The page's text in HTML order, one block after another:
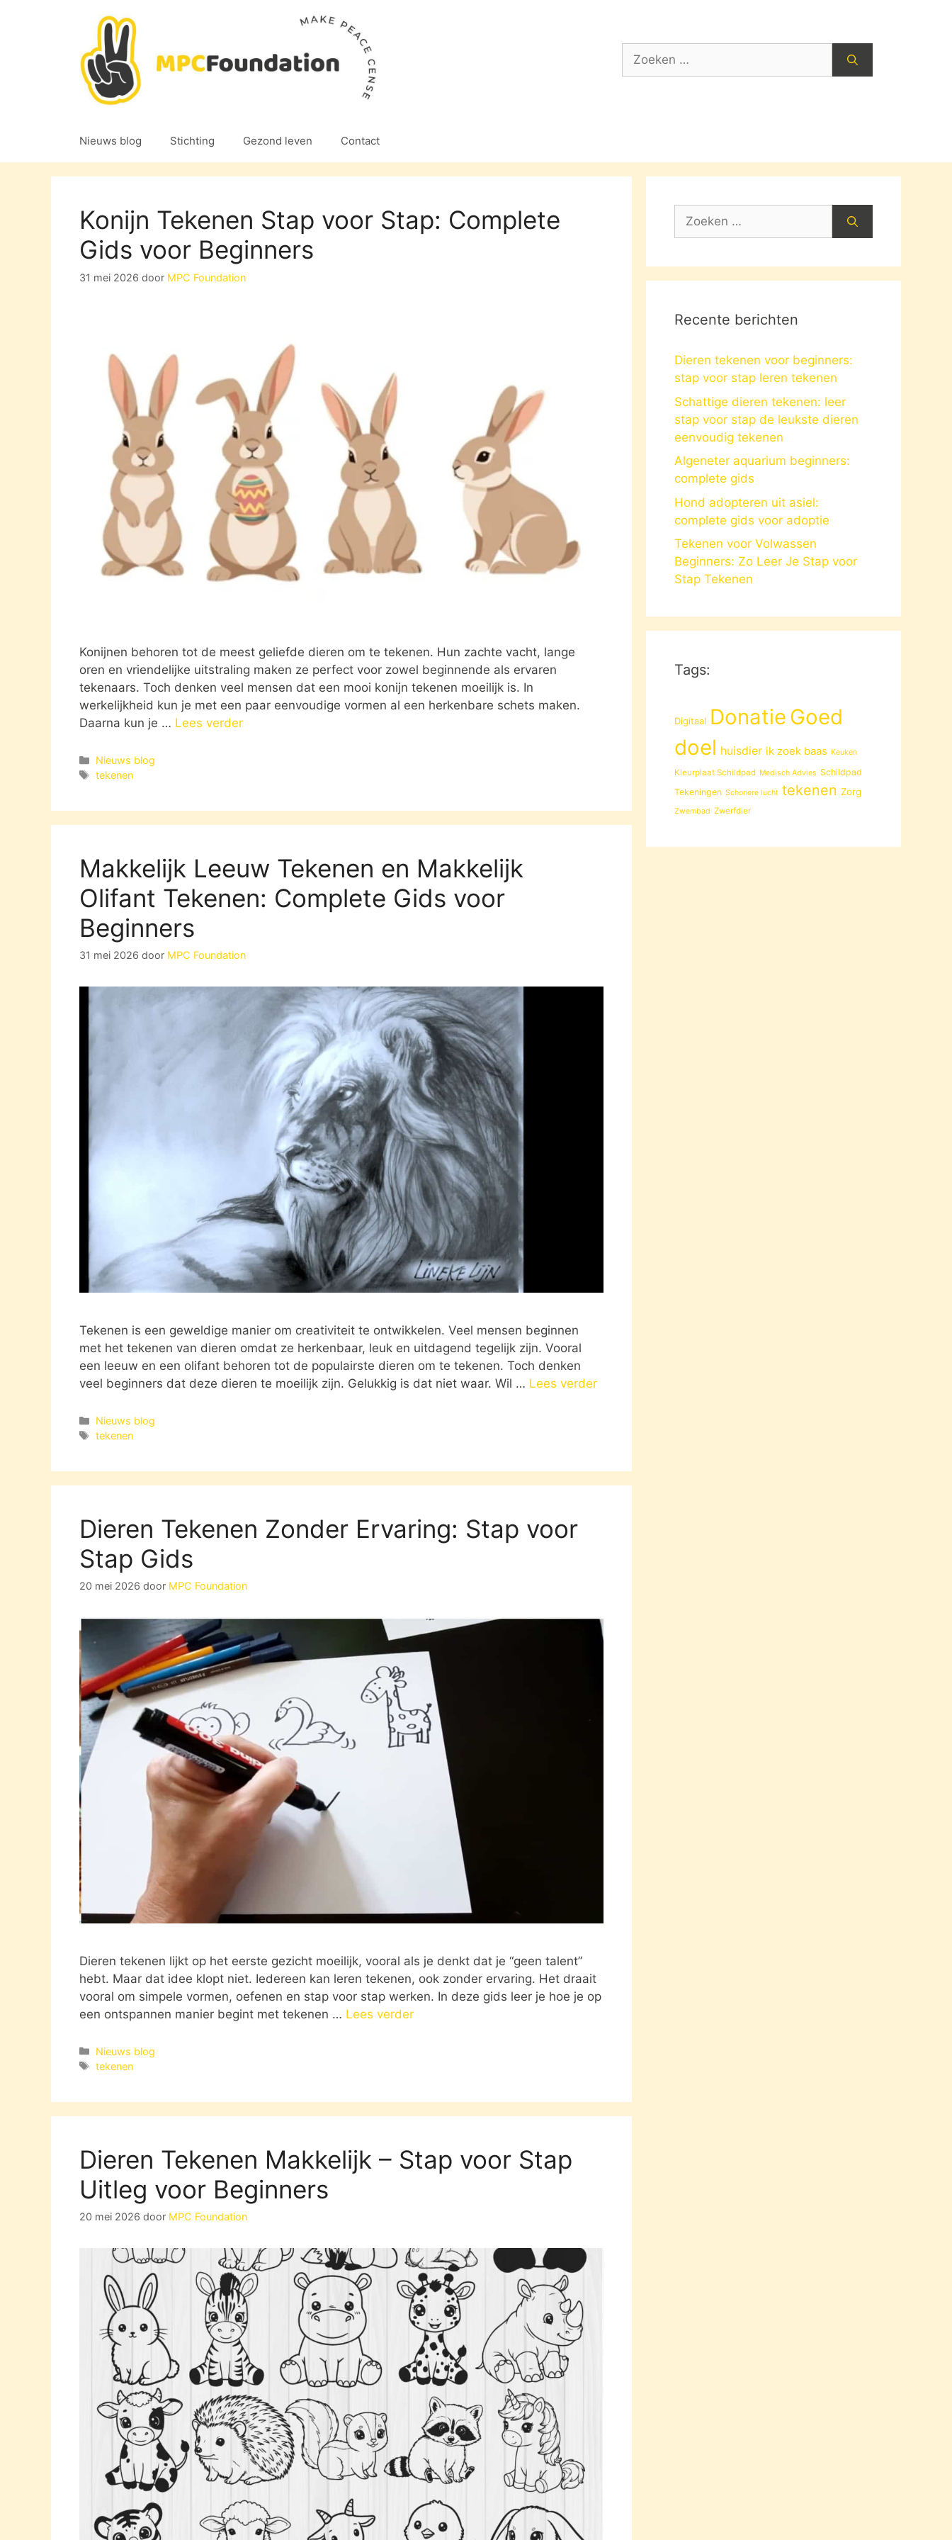
Zoek
Nieuws blog Stichting Gezond leven Contact
Konijn Tekenen Stap voor Stap: Complete
Gids voor Beginners
31 mei 2026 door MPC Foundation
Konijnen behoren tot de meest geliefde dieren om te tekenen. Hun zachte vacht, lange
oren en vriendelijke uitstraling maken ze perfect voor zowel beginnende als ervaren
tekenaars. Toch denken veel mensen dat een mooi konijn tekenen moeilijk is. In
werkelijkheid kun je met een paar eenvoudige vormen al een herkenbare schets maken.
Daarna kun je … Lees verder
Categorieën
Nieuws blog
Tags
tekenen
Makkelijk Leeuw Tekenen en Makkelijk
Olifant Tekenen: Complete Gids voor
Beginners
31 mei 2026 door MPC Foundation
Tekenen is een geweldige manier om creativiteit te ontwikkelen. Veel mensen beginnen
met het tekenen van dieren omdat ze herkenbaar, leuk en uitdagend tegelijk zijn. Vooral
een leeuw en een olifant behoren tot de populairste dieren om te tekenen. Toch denken
veel beginners dat deze dieren te moeilijk zijn. Gelukkig is dat niet waar. Wil … Lees verder
Categorieën
Nieuws blog
Tags
tekenen
Dieren Tekenen Zonder Ervaring: Stap voor
Stap Gids
20 mei 2026 door MPC Foundation
Dieren tekenen lijkt op het eerste gezicht moeilijk, vooral als je denkt dat je “geen talent”
hebt. Maar dat idee klopt niet. Iedereen kan leren tekenen, ook zonder ervaring. Het draait
vooral om simpele vormen, oefenen en stap voor stap werken. In deze gids leer je hoe je op
een ontspannen manier begint met tekenen … Lees verder
Categorieën
Nieuws blog
Tags
tekenen
Dieren Tekenen Makkelijk – Stap voor Stap
Uitleg voor Beginners
20 mei 2026 door MPC Foundation
Zoek
Recente berichten
Dieren tekenen voor beginners:
stap voor stap leren tekenen
Schattige dieren tekenen: leer
stap voor stap de leukste dieren
eenvoudig tekenen
Algeneter aquarium beginners:
complete gids
Hond adopteren uit asiel:
complete gids voor adoptie
Tekenen voor Volwassen
Beginners: Zo Leer Je Stap voor
Stap Tekenen
Tags:
Digitaal Donatie Goed
doel huisdier ik zoek baas Keuken
Kleurplaat Schildpad Medisch Advies Schildpad
Tekeningen Schonere lucht tekenen Zorg
Zwembad Zwerfdier